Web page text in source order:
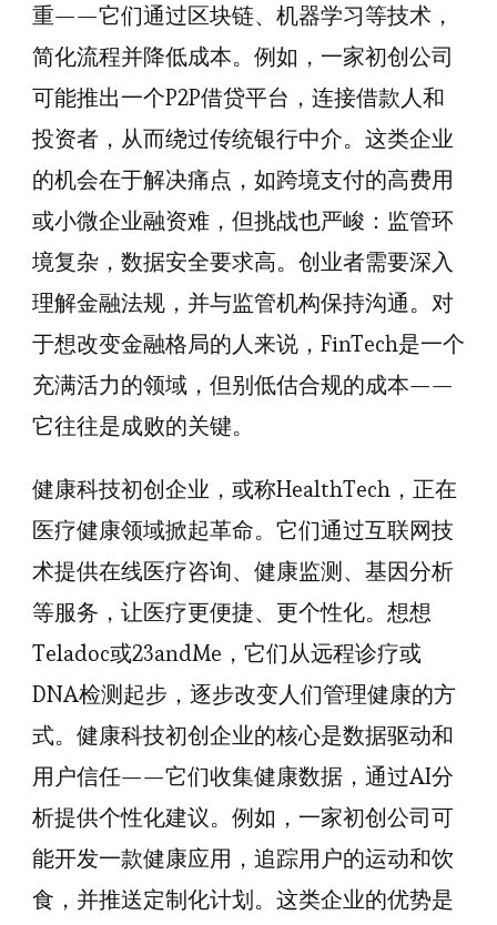
重——它们通过区块链、机器学习等技术，
简化流程并降低成本。例如，一家初创公司
可能推出一个P2P借贷平台，连接借款人和
投资者，从而绕过传统银行中介。这类企业
的机会在于解决痛点，如跨境支付的高费用
或小微企业融资难，但挑战也严峻：监管环
境复杂，数据安全要求高。创业者需要深入
理解金融法规，并与监管机构保持沟通。对
于想改变金融格局的人来说，FinTech是一个
充满活力的领域，但别低估合规的成本——
它往往是成败的关键。
健康科技初创企业，或称HealthTech，正在
医疗健康领域掀起革命。它们通过互联网技
术提供在线医疗咨询、健康监测、基因分析
等服务，让医疗更便捷、更个性化。想想
Teladoc或23andMe，它们从远程诊疗或
DNA检测起步，逐步改变人们管理健康的方
式。健康科技初创企业的核心是数据驱动和
用户信任——它们收集健康数据，通过AI分
析提供个性化建议。例如，一家初创公司可
能开发一款健康应用，追踪用户的运动和饮
食，并推送定制化计划。这类企业的优势是